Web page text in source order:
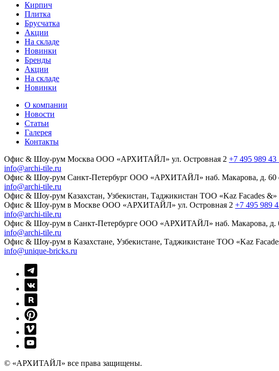
Кирпич
Плитка
Брусчатка
Акции
На складе
Новинки
Бренды
Акции
На складе
Новинки
О компании
Новости
Статьи
Галерея
Контакты
Офис & Шоу-рум Москва ООО «АРХИТАЙЛ» ул. Островная 2 +7 495 989 43
info@archi-tile.ru
Офис & Шоу-рум Санкт-Петербург ООО «АРХИТАЙЛ» наб. Макарова, д. 60
info@archi-tile.ru
Офис & Шоу-рум Казахстан, Узбекистан, Таджикистан TOO «Kaz Facades &»
Офис & Шоу-рум в Москве ООО «АРХИТАЙЛ» ул. Островная 2 +7 495 989
info@archi-tile.ru
Офис & Шоу-рум в Санкт-Петербурге ООО «АРХИТАЙЛ» наб. Макарова, д.
info@archi-tile.ru
Офис & Шоу-рум в Казахстане, Узбекистане, Таджикистане TOO «Kaz
info@unique-bricks.ru
© «АРХИТАЙЛ» все права защищены.